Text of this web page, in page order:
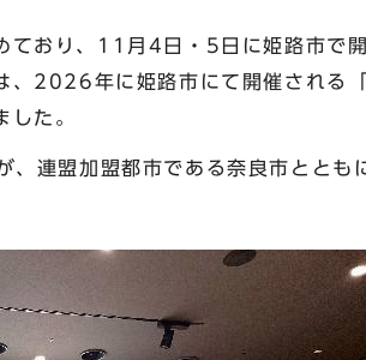
ており、11月4日・5日に姫路市で
、2026年に姫路市にて開催される
た。
連盟加盟都市である奈良市ととも